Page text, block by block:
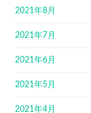
2021年8月
2021年7月
2021年6月
2021年5月
2021年4月